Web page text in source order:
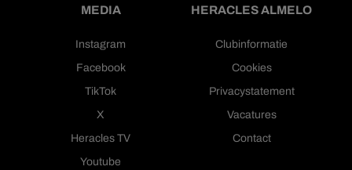
MEDIA
Instagram
Facebook
TikTok
X
Heracles TV
Youtube
HERACLES ALMELO
Clubinformatie
Cookies
Privacystatement
Vacatures
Contact